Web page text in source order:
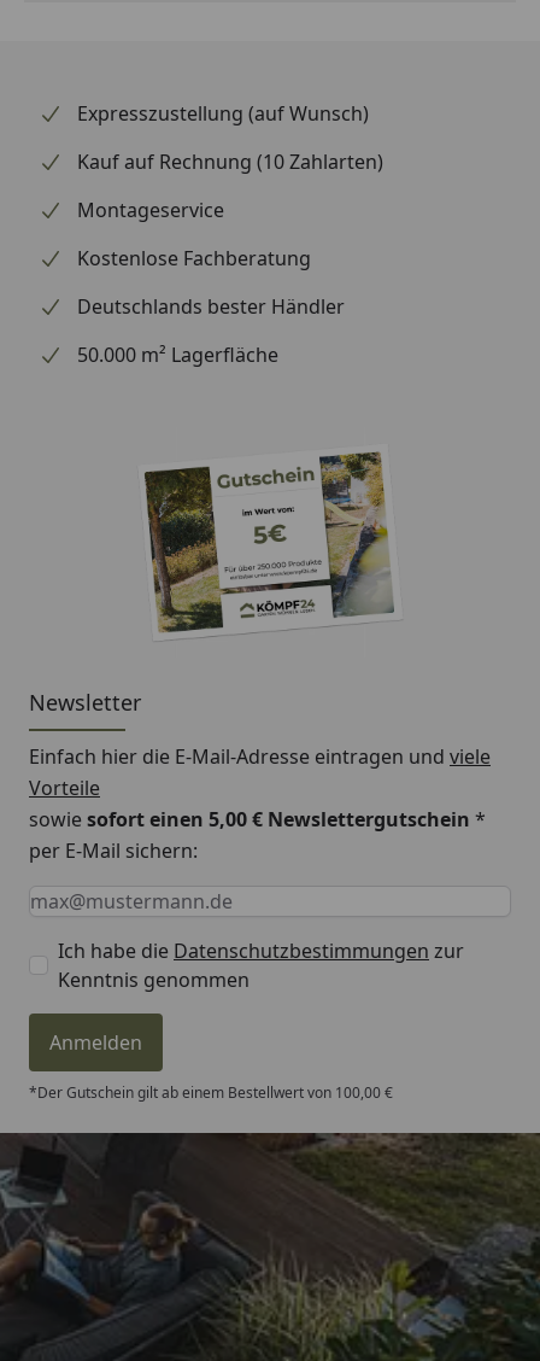
Expresszustellung (auf Wunsch)
Kauf auf Rechnung (10 Zahlarten)
Montageservice
Kostenlose Fachberatung
Deutschlands bester Händler
50.000 m² Lagerfläche
Newsletter
Einfach hier die E-Mail-Adresse eintragen und viele
Vorteile
sowiesofort einen 5,00 € Newslettergutschein *
per E-Mail sichern:
Keine Eingabe erforderlich
Eingabe erforderlich
E-Mail *
Ich habe die Datenschutzbestimmungen zur
Kenntnis genommen
Anmelden
*Der Gutschein gilt ab einem Bestellwert von 100,00 €
Trusted Shops
4,81/ 5